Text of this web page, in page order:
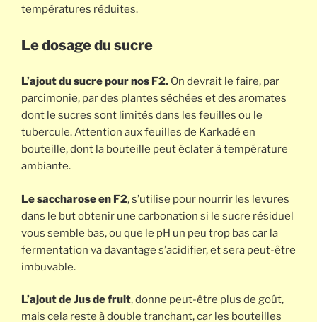
températures réduites.
Le dosage du sucre
L’ajout du sucre pour nos F2. On devrait le faire, par
parcimonie, par des plantes séchées et des aromates
dont le sucres sont limités dans les feuilles ou le
tubercule. Attention aux feuilles de Karkadé en
bouteille, dont la bouteille peut éclater à température
ambiante.
Le saccharose en F2, s’utilise pour nourrir les levures
dans le but obtenir une carbonation si le sucre résiduel
vous semble bas, ou que le pH un peu trop bas car la
fermentation va davantage s’acidifier, et sera peut-être
imbuvable.
L’ajout de Jus de fruit, donne peut-être plus de goût,
mais cela reste à double tranchant, car les bouteilles